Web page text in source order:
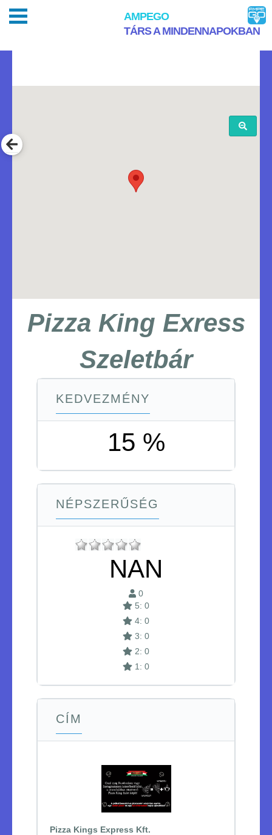
AMPEGO
TÁRS A MINDENNAPOKBAN
Pizza King Exress
Szeletbár
KEDVEZMÉNY
15 %
NÉPSZERŰSÉG
NAN
0
5: 0
4: 0
3: 0
2: 0
1: 0
CÍM
Pizza Kings Express Kft.